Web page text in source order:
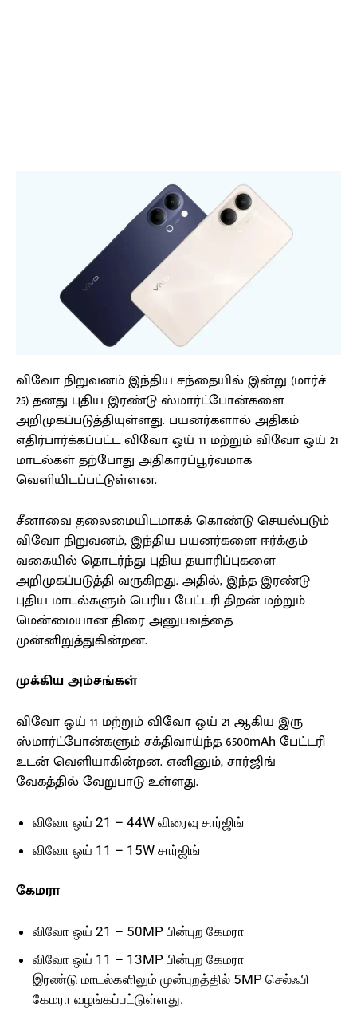
விவோ நிறுவனம் இந்திய சந்தையில் இன்று (மார்ச்
25) தனது புதிய இரண்டு ஸ்மார்ட்போன்களை
அறிமுகப்படுத்தியுள்ளது. பயனர்களால் அதிகம்
எதிர்பார்க்கப்பட்ட விவோ ஒய் 11 மற்றும் விவோ ஒய் 21
மாடல்கள் தற்போது அதிகாரப்பூர்வமாக
வெளியிடப்பட்டுள்ளன.
சீனாவை தலைமையிடமாகக் கொண்டு செயல்படும்
விவோ நிறுவனம், இந்திய பயனர்களை ஈர்க்கும்
வகையில் தொடர்ந்து புதிய தயாரிப்புகளை
அறிமுகப்படுத்தி வருகிறது. அதில், இந்த இரண்டு
புதிய மாடல்களும் பெரிய பேட்டரி திறன் மற்றும்
மென்மையான திரை அனுபவத்தை
முன்னிறுத்துகின்றன.
முக்கிய அம்சங்கள்
விவோ ஒய் 11 மற்றும் விவோ ஒய் 21 ஆகிய இரு
ஸ்மார்ட்போன்களும் சக்திவாய்ந்த 6500mAh பேட்டரி
உடன் வெளியாகின்றன. எனினும், சார்ஜிங்
வேகத்தில் வேறுபாடு உள்ளது.
விவோ ஒய் 21 – 44W விரைவு சார்ஜிங்
விவோ ஒய் 11 – 15W சார்ஜிங்
கேமரா
விவோ ஒய் 21 – 50MP பின்புற கேமரா
விவோ ஒய் 11 – 13MP பின்புற கேமரா
இரண்டு மாடல்களிலும் முன்புறத்தில் 5MP செல்ஃபி
கேமரா வழங்கப்பட்டுள்ளது.